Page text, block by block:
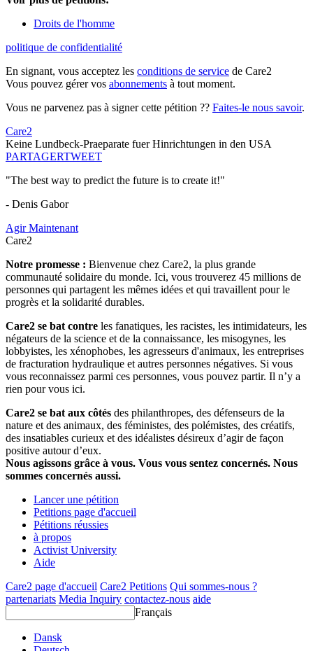
Droits de l'homme
politique de confidentialité
En signant, vous acceptez les conditions de service de Care2
Vous pouvez gérer vos abonnements à tout moment.
Vous ne parvenez pas à signer cette pétition ?? Faites-le nous savoir.
Care2
Keine Lundbeck-Praeparate fuer Hinrichtungen in den USA
PARTAGERTWEET
"The best way to predict the future is to create it!"
- Denis Gabor
Agir Maintenant
Care2
Notre promesse : Bienvenue chez Care2, la plus grande
communauté solidaire du monde. Ici, vous trouverez 45 millions de
personnes qui partagent les mêmes idées et qui travaillent pour le
progrès et la solidarité durables.
Care2 se bat contre les fanatiques, les racistes, les intimidateurs, les
négateurs de la science et de la connaissance, les misogynes, les
lobbyistes, les xénophobes, les agresseurs d'animaux, les entreprises
de fracturation hydraulique et autres personnes négatives. Si vous
vous reconnaissez parmi ces personnes, vous pouvez partir. Il n’y a
rien pour vous ici.
Care2 se bat aux côtés des philanthropes, des défenseurs de la
nature et des animaux, des féministes, des polémistes, des créatifs,
des insatiables curieux et des idéalistes désireux d’agir de façon
positive autour d’eux.
Nous agissons grâce à vous. Vous vous sentez concernés. Nous
sommes concernés aussi.
Lancer une pétition
Petitions page d'accueil
Pétitions réussies
à propos
Activist University
Aide
Care2 page d'accueil Care2 Petitions Qui sommes-nous ?
partenariats Media Inquiry contactez-nous aide
Français
Dansk